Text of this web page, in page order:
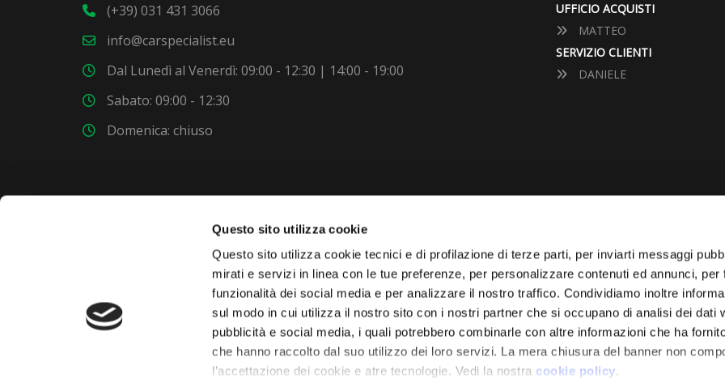
Questo sito utilizza cookie
Questo sito utilizza cookie tecnici e di profilazione di terze parti, per inviarti messaggi
mirati e servizi in linea con le tue preferenze, per personalizzare contenuti ed annunci, per
funzionalità dei social media e per analizzare il nostro traffico. Condividiamo inoltre
sul modo in cui utilizza il nostro sito con i nostri partner che si occupano di analisi dei dati
pubblicità e social media, i quali potrebbero combinarle con altre informazioni che ha
che hanno raccolto dal suo utilizzo dei loro servizi. La mera chiusura del banner non
l’accettazione dei cookie e atre tecnologie. Vedi la nostra cookie policy.
(+39) 031 431 3066
info@carspecialist.eu
Dal Lunedì al Venerdì: 09:00 - 12:30 | 14:00 - 19:00
Sabato: 09:00 - 12:30
Domenica: chiuso
UFFICIO ACQUISTI
MATTEO
SERVIZIO CLIENTI
DANIELE
VUOI COMPRARE UNA NUOVA AUTO?
Dai un'occhiata al nostro garage. Troverai nuovi
modelli ogni settimana.
Vai Al Garage
VUOI VENDERE LA TUA
Effettuiamo la quotazione
diamo il prezzo d’acquisto.